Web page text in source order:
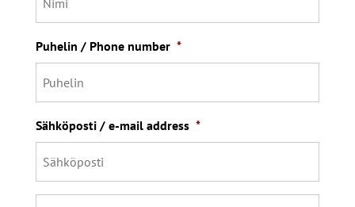
Puhelin / Phone number *
Sähköposti / e-mail address *